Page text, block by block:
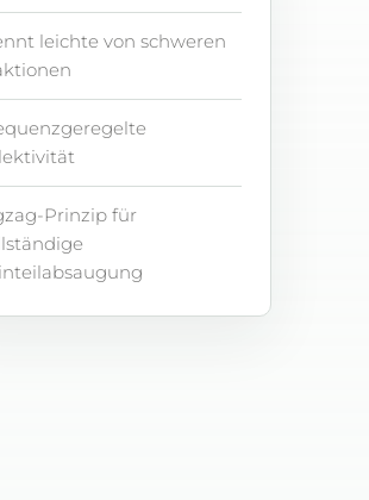
leichte von schweren
Prinzip für